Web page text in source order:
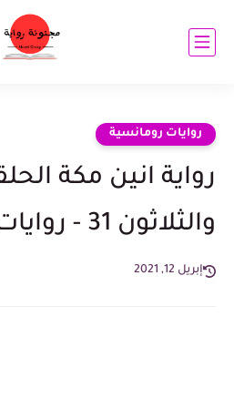
روايات رومانسية
رواية انين مكة
والثلاثون 31 - روايات ام فاطمة
إبريل 12, 2021